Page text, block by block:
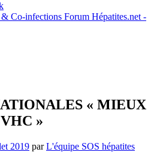
Forum Hépatites.net -
« MIEUX
»
2019 parL'équipe SOS hépatites